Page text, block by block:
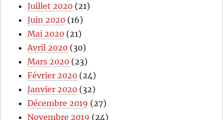
Juillet 2020 (21)
Juin 2020 (16)
Mai 2020 (21)
Avril 2020 (30)
Mars 2020 (23)
Février 2020 (24)
Janvier 2020 (32)
Décembre 2019 (27)
Novembre 2019 (24)